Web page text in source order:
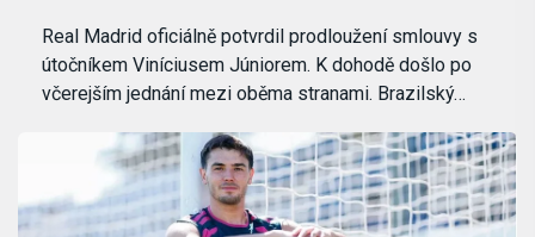
Real Madrid oficiálně potvrdil prodloužení smlouvy s
útočníkem Viníciusem Júniorem. K dohodě došlo po
včerejším jednání mezi oběma stranami. Brazilský…